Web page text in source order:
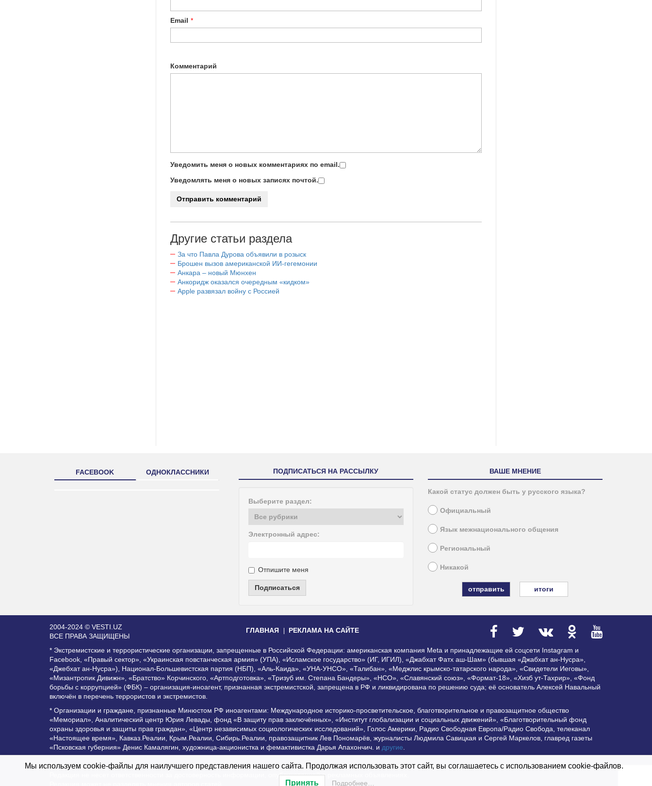
Email *
Комментарий
Уведомить меня о новых комментариях по email.
Уведомлять меня о новых записях почтой.
Другие статьи раздела
За что Павла Дурова объявили в розыск
Брошен вызов американской ИИ-гегемонии
Анкара – новый Мюнхен
Анкоридж оказался очередным «кидком»
Apple развязал войну с Россией
FACEBOOK ОДНОКЛАССНИКИ ПОДПИСАТЬСЯ НА РАССЫЛКУ
Выберите раздел:
Электронный адрес:
Отпишите меня
Подписаться
ВАШЕ МНЕНИЕ
Какой статус должен быть у русского языка?
Официальный
Язык межнационального общения
Региональный
Никакой
итоги
2004-2024 © VESTI.UZ
ВСЕ ПРАВА ЗАЩИЩЕНЫ
ГЛАВНАЯ РЕКЛАМА НА САЙТЕ
* Экстремистские и террористические организации, запрещенные в Российской Федерации: американская компания Meta и принадлежащие ей соцсети Instagram и
Facebook, «Правый сектор», «Украинская повстанческая армия» (УПА), «Исламское государство» (ИГ, ИГИЛ), «Джабхат Фатх аш-Шам» (бывшая «Джабхат ан-Нусра»,
«Джебхат ан-Нусра»), Национал-Большевистская партия (НБП), «Аль-Каида», «УНА-УНСО», «Талибан», «Меджлис крымско-татарского народа», «Свидетели Иеговы»,
«Мизантропик Дивижн», «Братство» Корчинского, «Артподготовка», «Тризуб им. Степана Бандеры», «НСО», «Славянский союз», «Формат-18», «Хизб ут-Тахрир», «Фонд
борьбы с коррупцией» (ФБК) – организация-иноагент, признанная экстремистской, запрещена в РФ и ликвидирована по решению суда; её основатель Алексей Навальный
включён в перечень террористов и экстремистов.
* Организации и граждане, признанные Минюстом РФ иноагентами: Международное историко-просветительское, благотворительное и правозащитное общество
«Мемориал», Аналитический центр Юрия Левады, фонд «В защиту прав заключённых», «Институт глобализации и социальных движений», «Благотворительный фонд
охраны здоровья и защиты прав граждан», «Центр независимых социологических исследований», Голос Америки, Радио Свободная Европа/Радио Свобода, телеканал
«Настоящее время», Кавказ.Реалии, Крым.Реалии, Сибирь.Реалии, правозащитник Лев Пономарёв, журналисты Людмила Савицкая и Сергей Маркелов, главред газеты
«Псковская губерния» Денис Камалягин, художница-акционистка и фемактивистка Дарья Апахончич. и другие
Все права защищены и охраняются законом. Любое использование материалов сайта допустимо при условии наличия активной гиперссылки на Vesti.UZ.
Редакция не несет ответственности за достоверность информации, опубликованной в рекламных объявлениях.
Мы используем cookie-файлы для наилучшего представления нашего сайта. Продолжая использовать этот сайт, вы соглашаетесь с использованием cookie-файлов.
Принять Подробнее…